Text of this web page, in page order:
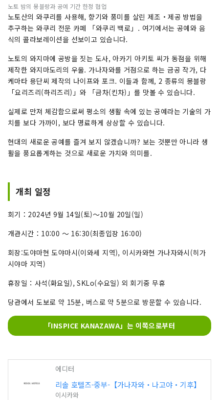
노토 밤의 몽블랑과 공예 기간 한정 협업
노토산의 와쿠리를 사용해, 향기와 풍미를 살린 제조・제공 방법을
추구하는 와쿠리 전문 카페 「와쿠리 백로」. 여기에서는 공예와 음
식의 콜라보레이션을 선보이고 있습니다.
노토의 와지마에 공방을 짓는 도사, 아카기 아키토 씨가 동점을 위해
제작한 와지마도리의 우울. 가나자와를 거점으로 하는 금공 작가, 다
케마타 용단씨 제작의 나이프와 포크. 이들과 함께, 2 종류의 몽블랑
「요리즈리(하리즈리)」와 「금차(킨차)」를 맛볼 수 있습니다.
실제로 만져 체감함으로써 평소의 생활 속에 있는 공예라는 기술의 가
치를 보다 가까이, 보다 명료하게 상상할 수 있습니다.
현대의 새로운 공예를 즐겨 보지 않겠습니까? 보는 것뿐만 아니라 생
활을 풍요롭게하는 것으로 새로운 가치와 의미를.
개최 일정
회기：2024년 9월 14일(토)～10월 20일(일)
개관시간：10:00 ～ 16:30(최종입장 16:00)
회장:도야마현 도야마시(이와세 지역), 이시카와현 가나자와시(히가
시야마 지역)
휴장일：사석(화요일), SKLo(수요일) 외 회기중 무휴
당관에서 도보로 약 15분, 버스로 약 5분으로 방문할 수 있습니다.
「INSPICE KANAZAWA」는 이쪽으로부터
에디터
리솔 호텔즈-중부-【가나자와・나고야・기후】
이시카와